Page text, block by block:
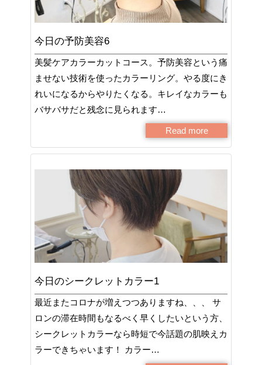
今日の予防美容6
美髪ケアカラーカットコース。予防美容という痛
ませない技術を使ったカラーリング。やる度にき
れいになるからやりたくなる。キレイなカラーも
バサバサだと残念に見られます…
Read more
今日のシークレットカラー1
最近またコロナが増えつつありますね、、、 サ
ロンの滞在時間もなるべく早くしたいという方、
シークレットカラーなら時短で今話題の肌映えカ
ラーできちゃいます！ カラー…